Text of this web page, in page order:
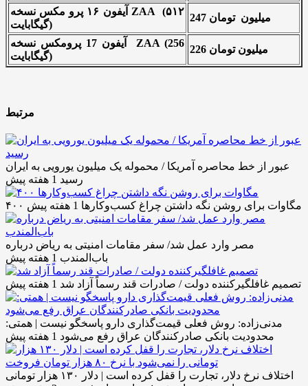
آیفون ۱۶ پرو مکس نسخه ZAA (۵۱۲
گیگابایت)
247 میلیون تومان
آیفون 17 پرومکس نسخه ZAA (256
گیگابایت)
226 میلیون تومان
مرتبط
عبور از خط محاصره آمریکا / محموله یک میلیون یورویی به ایران
رسید 1 هفته پیش
۴۰۰ مگاوات برای روشن نگه داشتن چراغ کسب‌وکار‌ها 1 هفته پیش
مصر وارد عمل شد/ سفر مقامات امنیتی به ریاض درباره
باب‌المندب 1 هفته پیش
تصمیم غافلگیرکننده دولت / صادرات قند رسماً آزاد شد 1 هفته پیش
مدنی‌زاده: روش فعلی قیمت‌گذاری دارو پاسخگو نیست | همتی:
محدودیت بانکی صادرکنندگان عراق رفع می‌شود 1 هفته پیش
اختلاف نرخ دلار، تجارت را قفل کرده است | دلار ۱۳۰ هزار تومانی